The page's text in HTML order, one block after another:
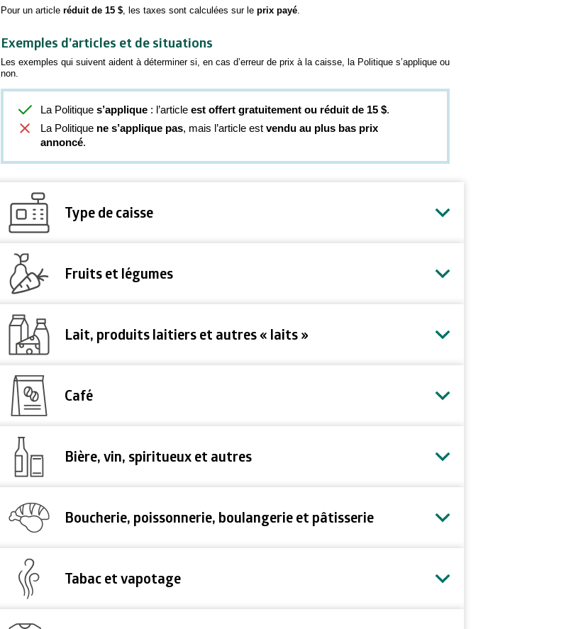
Pour un article réduit de 15 $ , les taxes sont calculées sur le prix payé
Exemples d’articles et de situations
Les exemples qui suivent aident à déterminer si, en cas d’erreur de prix à la caisse, la Politique s’applique ou
non.
La Politique s’applique : l’article est offert gratuitement ou réduit de 15 $.
La Politique ne s’applique pas, mais l’article est vendu au plus bas prix
annoncé.
Type de caisse
Fruits et légumes
Lait, produits laitiers et autres « laits »
Café
Bière, vin, spiritueux et autres
Boucherie, poissonnerie, boulangerie et pâtisserie
Tabac et vapotage